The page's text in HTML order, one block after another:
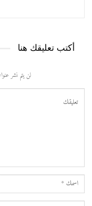
أكتب تعليقك هنا
لن يتم نشر